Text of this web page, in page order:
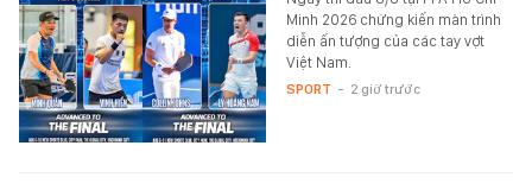
Minh 2026 chứng kiến màn trình
diễn ấn tượng của các tay vợt
Việt Nam.
SPORT - 2 giờ trước